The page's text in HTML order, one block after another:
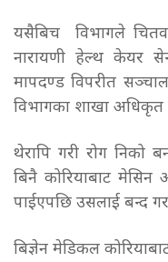
यसैबिच विभागले
नारायणी हेल्थ केयर
मापदण्ड विपरीत
विभागका शाखा
थेरापि गरी रोग निको
बिनै कोरियाबाट
पाईएपछि उसलाई बन्द
बिज्ञेन मेडिकल कोरियाबाट